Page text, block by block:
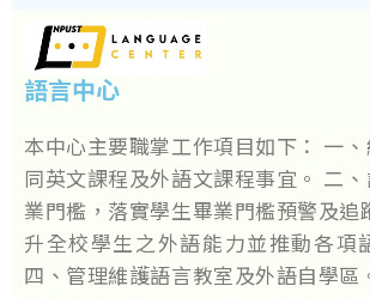
語言中心
本中心主要職掌工作項目如下： 一
同英文課程及外語文課程事宜。 二
業門檻，落實學生畢業門檻預警及追
升全校學生之外語能力並推動各項
四、管理維護語言教室及外語自學區